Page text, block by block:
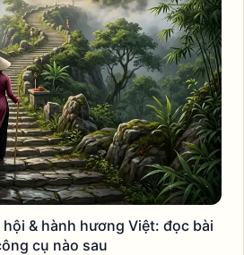
& hành hương Việt: đọc bài
cụ nào sau